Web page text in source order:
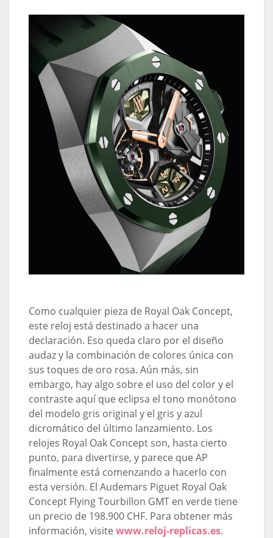
Como cualquier pieza de Royal Oak Concept,
este reloj está destinado a hacer una
declaración. Eso queda claro por el diseño
audaz y la combinación de colores única con
sus toques de oro rosa. Aún más, sin
embargo, hay algo sobre el uso del color y el
contraste aquí que eclipsa el tono monótono
del modelo gris original y el gris y azul
dicromático del último lanzamiento. Los
relojes Royal Oak Concept son, hasta cierto
punto, para divertirse, y parece que AP
finalmente está comenzando a hacerlo con
esta versión. El Audemars Piguet Royal Oak
Concept Flying Tourbillon GMT en verde tiene
un precio de 198.900 CHF. Para obtener más
información, visite www.reloj-replicas.es.